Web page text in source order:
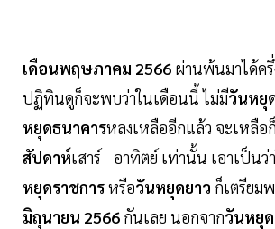
เดือนพฤษภาคม 2566 ผ่านพ้นมาได้ครึ่
ปฏิทินดูก็จะพบว่าในเดือนนี้ ไม่มีวันหยุ
หยุดธนาคารหลงเหลืออีกแล้ว จะเหลือ
สัปดาห์เสาร์ - อาทิตย์ เท่านั้น เอาเป็นว่
หยุดราชการหรือวันหยุดยาว ก็เตรียม
มิถุนายน 2566 กันเลย นอกจากวันหยุ